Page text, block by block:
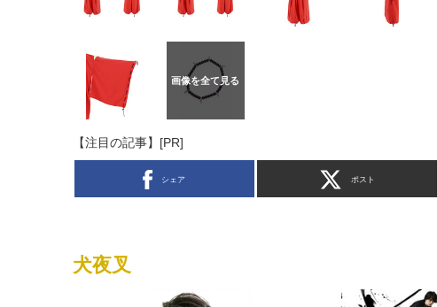
【注目の記事】[PR]
シェア ポスト
犬夜叉